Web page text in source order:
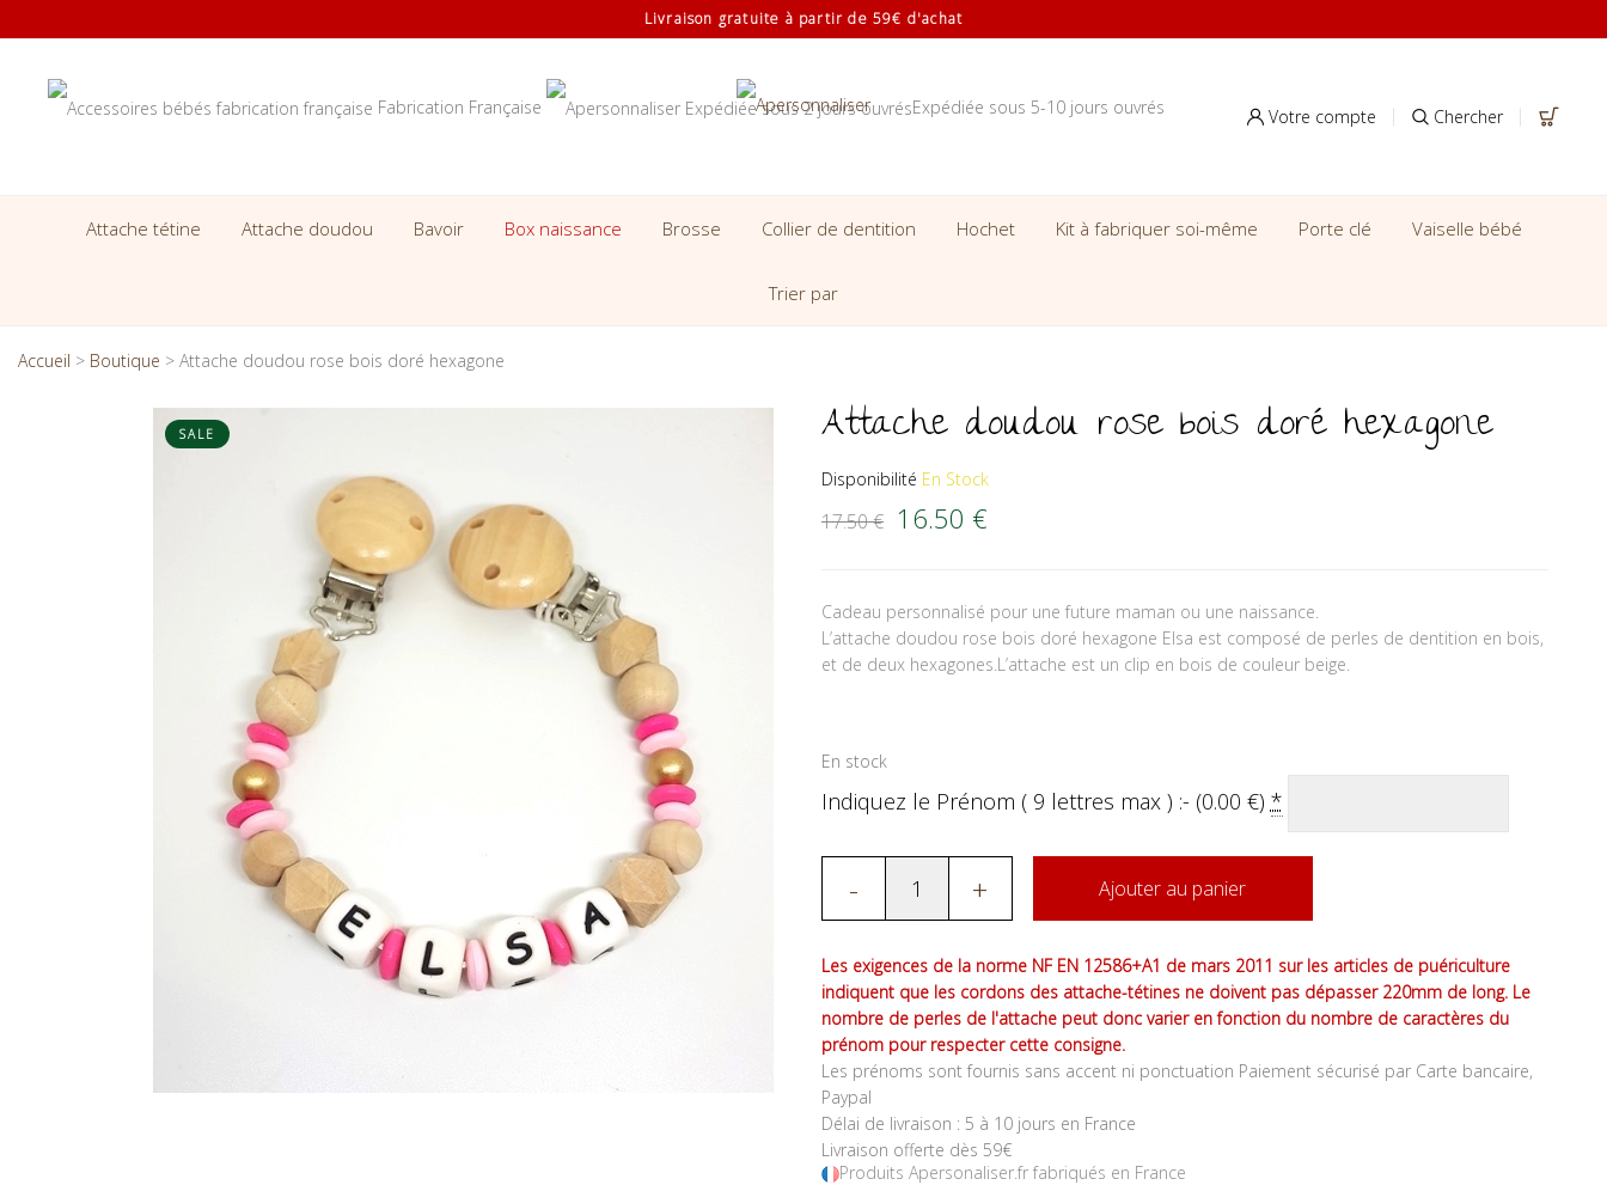
Livraison gratuite à partir de 59€ d'achat
Fabrication Française Expédiée sous 5-10 jours ouvrés Votre compte Chercher
Attache tétine Attache doudou Bavoir Box naissance Brosse Collier de dentition Hochet Kit à fabriquer soi-même Porte clé Vaiselle bébé
Trier par
Accueil > Boutique > Attache doudou rose bois doré hexagone
SALE Attache doudou rose bois doré hexagone
Disponibilité En Stock
17.50€ Le prix initial était : 17.50 €.
16.50 €Le prix actuel est : 16.50 €.
Cadeau personnalisé pour une future maman ou une naissance.
L’attache doudou rose bois doré hexagone Elsa est composé de perles de dentition en bois,
et de deux hexagones.L’attache est un clip en bois de couleur beige.
En stock
Indiquez le Prénom ( 9 lettres max ) :- (0.00 €) *
- + Ajouter au panier
Les exigences de la norme NF EN 12586+A1 de mars 2011 sur les articles de puériculture
indiquent que les cordons des attache-tétines ne doivent pas dépasser 220mm de long. Le
nombre de perles de l'attache peut donc varier en fonction du nombre de caractères du
prénom pour respecter cette consigne.
Les prénoms sont fournis sans accent ni ponctuation Paiement sécurisé par Carte bancaire,
Paypal
Délai de livraison : 5 à 10 jours en France
Livraison offerte dès 59€
Produits Apersonaliser.fr fabriqués en France